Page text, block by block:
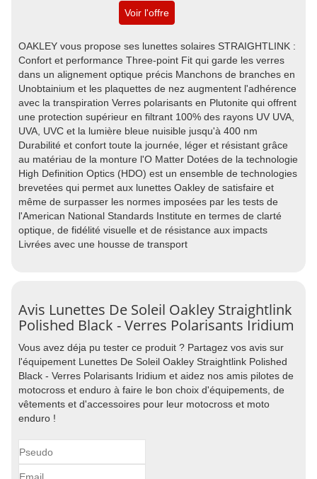
Voir l'offre
OAKLEY vous propose ses lunettes solaires STRAIGHTLINK :
Confort et performance Three-point Fit qui garde les verres
dans un alignement optique précis Manchons de branches en
Unobtainium et les plaquettes de nez augmentent l'adhérence
avec la transpiration Verres polarisants en Plutonite qui offrent
une protection supérieur en filtrant 100% des rayons UV UVA,
UVA, UVC et la lumière bleue nuisible jusqu'à 400 nm
Durabilité et confort toute la journée, léger et résistant grâce
au matériau de la monture l'O Matter Dotées de la technologie
High Definition Optics (HDO) est un ensemble de technologies
brevetées qui permet aux lunettes Oakley de satisfaire et
même de surpasser les normes imposées par les tests de
l'American National Standards Institute en termes de clarté
optique, de fidélité visuelle et de résistance aux impacts
Livrées avec une housse de transport
Avis Lunettes De Soleil Oakley Straightlink
Polished Black - Verres Polarisants Iridium
Vous avez déja pu tester ce produit ? Partagez vos avis sur
l'équipement Lunettes De Soleil Oakley Straightlink Polished
Black - Verres Polarisants Iridium et aidez nos amis pilotes de
motocross et enduro à faire le bon choix d'équipements, de
vêtements et d'accessoires pour leur motocross et moto
enduro !